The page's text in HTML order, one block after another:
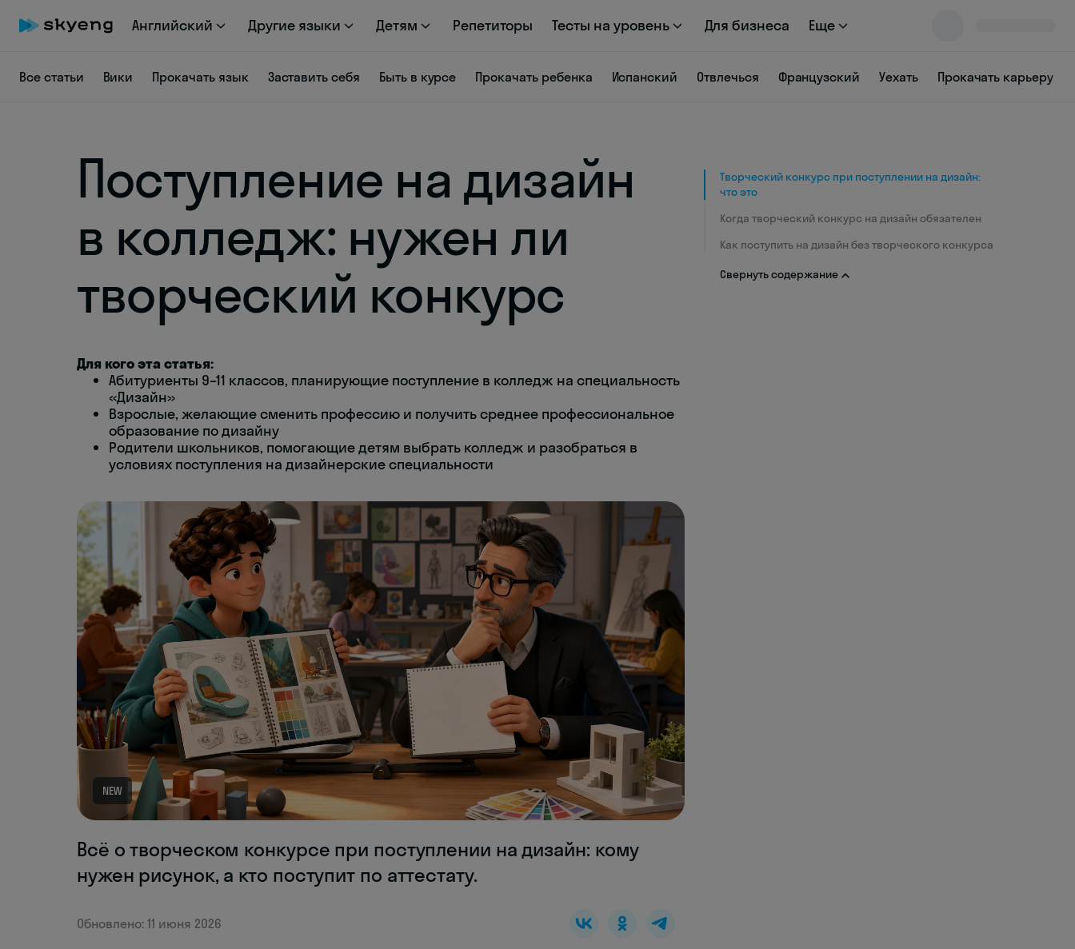
Английский Другие языки Детям Репетиторы Тесты на уровень Для бизнеса Еще
Все статьи Вики Прокачать язык Заставить себя Быть в курсе Прокачать ребенка Испанский Отвлечься Французский Уехать Прокачать карьеру
Поступление на дизайн
в колледж: нужен ли
творческий конкурс
Для кого эта статья:
Абитуриенты 9–11 классов, планирующие поступление в колледж на специальность
«Дизайн»
Взрослые, желающие сменить профессию и получить среднее профессиональное
образование по дизайну
Родители школьников, помогающие детям выбрать колледж и разобраться в
условиях поступления на дизайнерские специальности
NEW
Всё о творческом конкурсе при поступлении на дизайн: кому
нужен рисунок, а кто поступит по аттестату.
Обновлено: 11 июня 2026
Творческий конкурс при поступлении на дизайн:
что это
Когда творческий конкурс на дизайн обязателен
Как поступить на дизайн без творческого конкурса
Свернуть содержание